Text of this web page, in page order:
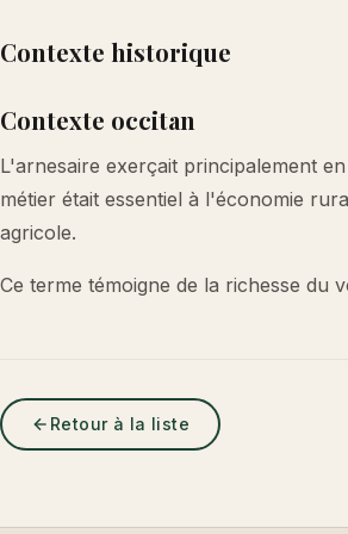
Contexte historique
Contexte occitan
L'arnesaire exerçait principalement
métier était essentiel à l'économie
agricole.
Ce terme témoigne de la richesse du
Retour à la liste